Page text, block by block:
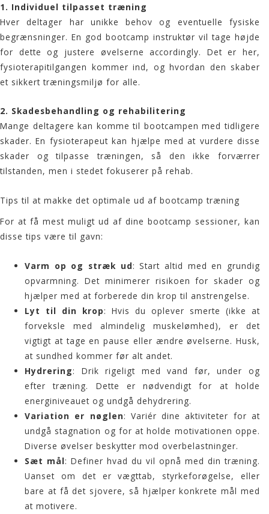
1. Individuel tilpasset træning
Hver deltager har unikke behov og eventuelle fysiske
begrænsninger. En god bootcamp instruktør vil tage højde
for dette og justere øvelserne accordingly. Det er her,
fysioterapitilgangen kommer ind, og hvordan den skaber
et sikkert træningsmiljø for alle.
2. Skadesbehandling og rehabilitering
Mange deltagere kan komme til bootcampen med tidligere
skader. En fysioterapeut kan hjælpe med at vurdere disse
skader og tilpasse træningen, så den ikke forværrer
tilstanden, men i stedet fokuserer på rehab.
Tips til at makke det optimale ud af bootcamp træning
For at få mest muligt ud af dine bootcamp sessioner, kan
disse tips være til gavn:
Varm op og stræk ud: Start altid med en grundig
opvarmning. Det minimerer risikoen for skader og
hjælper med at forberede din krop til anstrengelse.
Lyt til din krop: Hvis du oplever smerte (ikke at
forveksle med almindelig muskelømhed), er det
vigtigt at tage en pause eller ændre øvelserne. Husk,
at sundhed kommer før alt andet.
Hydrering: Drik rigeligt med vand før, under og
efter træning. Dette er nødvendigt for at holde
energiniveauet og undgå dehydrering.
Variation er nøglen: Variér dine aktiviteter for at
undgå stagnation og for at holde motivationen oppe.
Diverse øvelser beskytter mod overbelastninger.
Sæt mål: Definer hvad du vil opnå med din træning.
Uanset om det er vægttab, styrkeforøgelse, eller
bare at få det sjovere, så hjælper konkrete mål med
at motivere.